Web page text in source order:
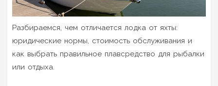
Разбираемся, чем отличается лодка от яхты:
юридические нормы, стоимость обслуживания и
как выбрать правильное плавсредство для рыбалки
или отдыха.